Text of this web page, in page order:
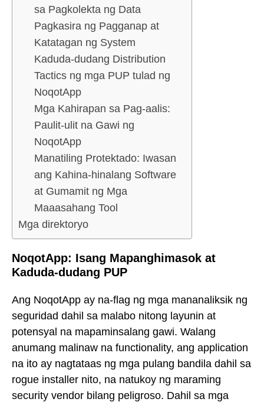
sa Pagkolekta ng Data
Pagkasira ng Pagganap at
Katatagan ng System
Kaduda-dudang Distribution
Tactics ng mga PUP tulad ng
NoqotApp
Mga Kahirapan sa Pag-aalis:
Paulit-ulit na Gawi ng
NoqotApp
Manatiling Protektado: Iwasan
ang Kahina-hinalang Software
at Gumamit ng Mga
Maaasahang Tool
Mga direktoryo
NoqotApp: Isang Mapanghimasok at
Kaduda-dudang PUP
Ang NoqotApp ay na-flag ng mga mananaliksik ng
seguridad dahil sa malabo nitong layunin at
potensyal na mapaminsalang gawi. Walang
anumang malinaw na functionality, ang application
na ito ay nagtataas ng mga pulang bandila dahil sa
rogue installer nito, na natukoy ng maraming
security vendor bilang peligroso. Dahil sa mga